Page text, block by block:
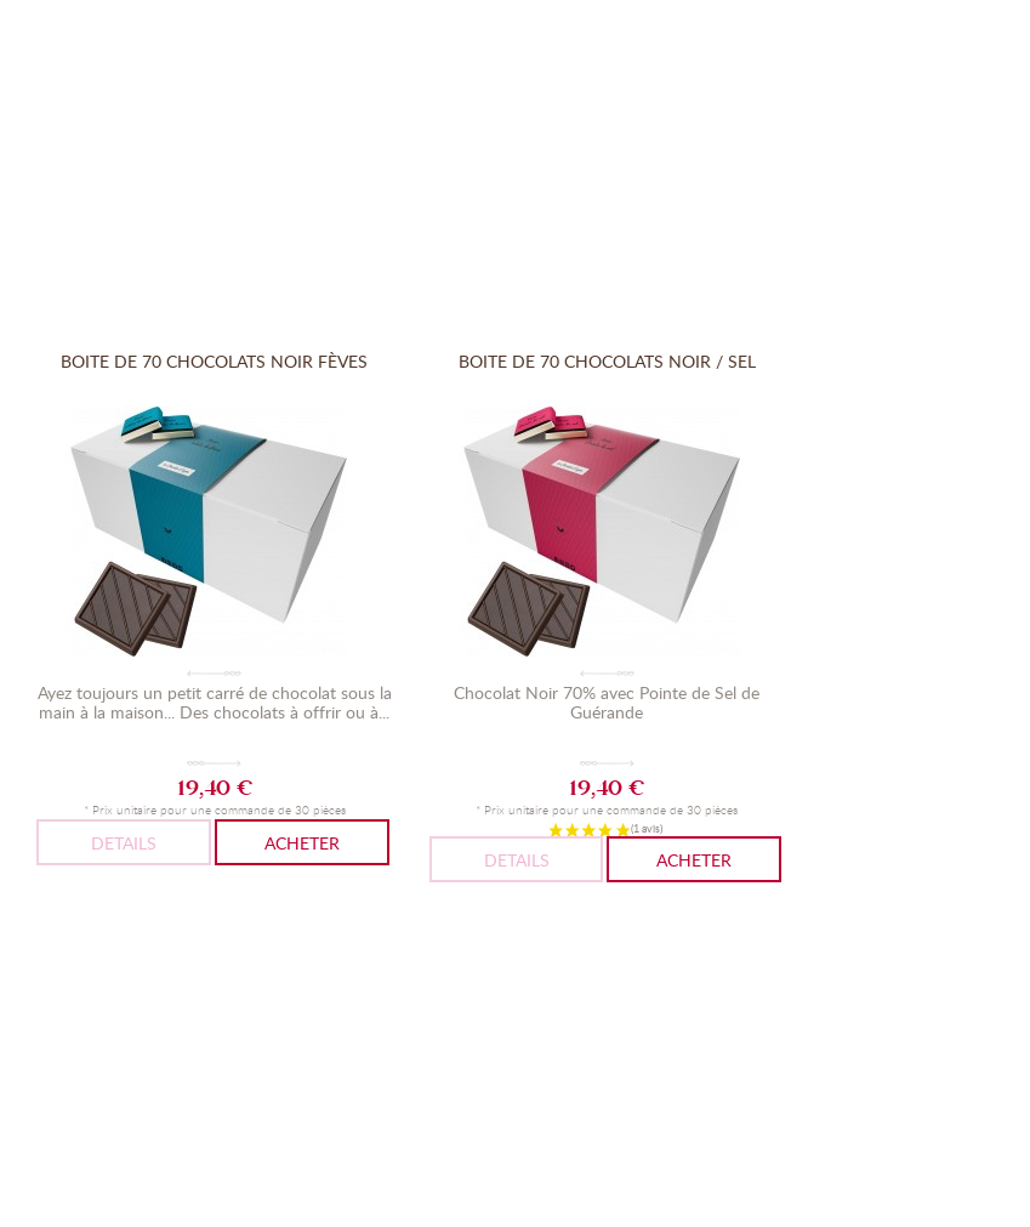
BOITE DE 70 CHOCOLATS NOIR FÈVES
Ayez toujours un petit carré de chocolat sous la
main à la maison... Des chocolats à offrir ou à...
19,40 €
* Prix unitaire pour une commande de 30 pièces
DETAILS ACHETER
BOITE DE 70 CHOCOLATS NOIR / SEL
Chocolat Noir 70% avec Pointe de Sel de
Guérande
19,40 €
* Prix unitaire pour une commande de 30 pièces
DETAILS ACHETER